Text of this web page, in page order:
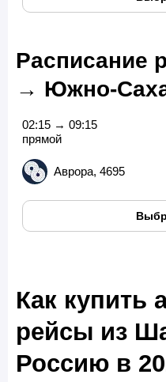
Расписание
→ Южно-
02:15 → 09:15
прямой
Аврора, 4695
Как купить
рейсы из
Россию в